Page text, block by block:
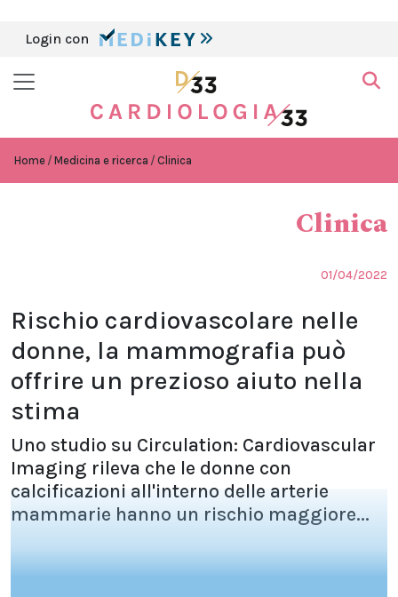
Login con
Home Medicina e ricerca Clinica
Clinica
01/04/2022
Rischio cardiovascolare nelle
donne, la mammografia può
offrire un prezioso aiuto nella
stima
Uno studio su Circulation: Cardiovascular
Imaging rileva che le donne con
calcificazioni all'interno delle arterie
mammarie hanno un rischio maggiore...